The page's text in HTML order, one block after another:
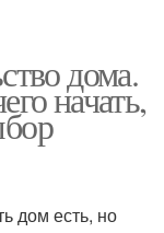
дома.
начать,
дом есть, но